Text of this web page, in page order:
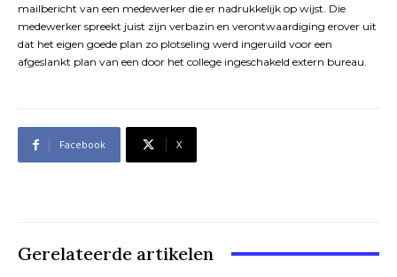
mailbericht van een medewerker die er nadrukkelijk op wijst. Die
medewerker spreekt juist zijn verbazin en verontwaardiging erover uit
dat het eigen goede plan zo plotseling werd ingeruild voor een
afgeslankt plan van een door het college ingeschakeld extern bureau.
Facebook X
Gerelateerde artikelen